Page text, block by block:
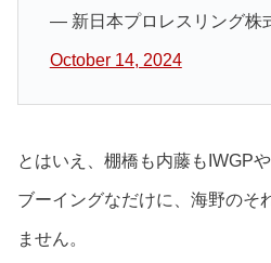
— 新日本プロレスリング株
October 14, 2024
とはいえ、棚橋も内藤もIWGP
ブーイングなだけに、海野のそ
ません。